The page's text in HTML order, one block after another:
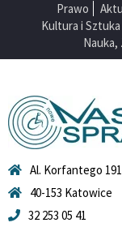
Prawo
Kultura i Sztuka
Al. Korfantego
40-153 Katowice
32 253 05 41